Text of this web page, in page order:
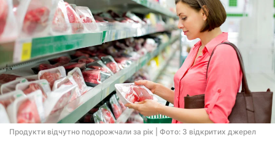
Продукти відчутно подорожчали за рік | Фото: З відкритих джерел